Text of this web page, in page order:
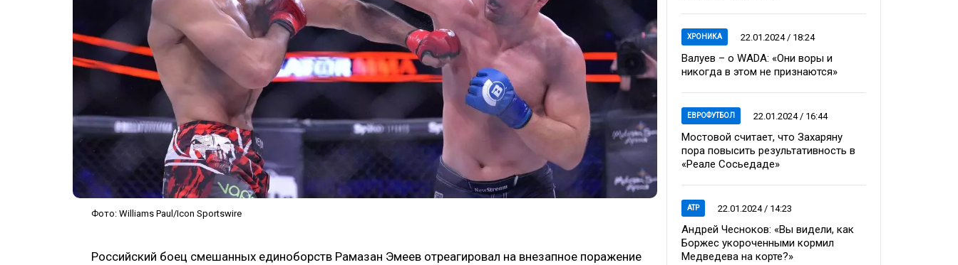
Фото: Williams Paul/Icon Sportswire
Российский боец смешанных единоборств Рамазан Эмеев отреагировал на внезапное поражение
ХРОНИКА 22.01.2024 / 18:24
Валуев – о WADA: «Они воры и
никогда в этом не признаются»
ЕВРОФУТБОЛ 22.01.2024 / 16:44
Мостовой считает, что Захаряну
пора повысить результативность в
«Реале Сосьедаде»
ATP 22.01.2024 / 14:23
Андрей Чесноков: «Вы видели, как
Боржес укороченными кормил
Медведева на корте?»